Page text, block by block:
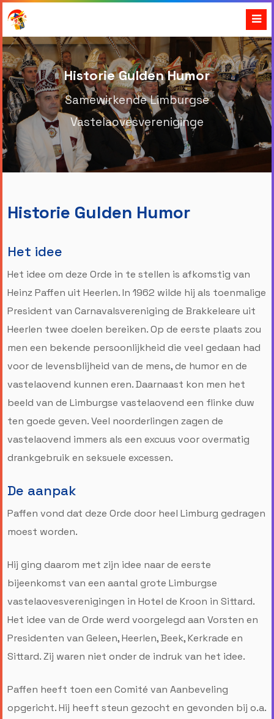
Historie Gulden Humor
Samewirkende Limburgse
Vastelaovesvereniginge
Historie Gulden Humor
Het idee
Het idee om deze Orde in te stellen is afkomstig van
Heinz Paffen uit Heerlen. In 1962 wilde hij als toenmalige
President van Carnavalsvereniging de Brakkeleare uit
Heerlen twee doelen bereiken. Op de eerste plaats zou
men een bekende persoonlijkheid die veel gedaan had
voor de levensblijheid van de mens, de humor en de
vastelaovend kunnen eren. Daarnaast kon men het
beeld van de Limburgse vastelaovend een flinke duw
ten goede geven. Veel noorderlingen zagen de
vastelaovend immers als een excuus voor overmatig
drankgebruik en seksuele excessen.
De aanpak
Paffen vond dat deze Orde door heel Limburg gedragen
moest worden.
Hij ging daarom met zijn idee naar de eerste
bijeenkomst van een aantal grote Limburgse
vastelaovesverenigingen in Hotel de Kroon in Sittard.
Het idee van de Orde werd voorgelegd aan Vorsten en
Presidenten van Geleen, Heerlen, Beek, Kerkrade en
Sittard. Zij waren niet onder de indruk van het idee.
Paffen heeft toen een Comité van Aanbeveling
opgericht. Hij heeft steun gezocht en gevonden bij o.a.